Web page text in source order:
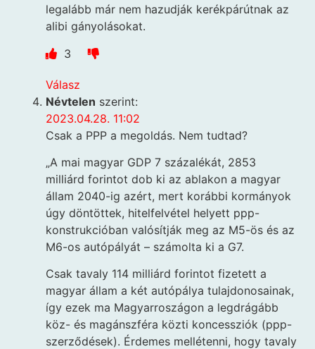
legalább már nem hazudják kerékpárútnak az
alibi gányolásokat.
3
Válasz
Névtelen szerint:
2023.04.28. 11:02
Csak a PPP a megoldás. Nem tudtad?
„A mai magyar GDP 7 százalékát, 2853
milliárd forintot dob ki az ablakon a magyar
állam 2040-ig azért, mert korábbi kormányok
úgy döntöttek, hitelfelvétel helyett ppp-
konstrukcióban valósítják meg az M5-ös és az
M6-os autópályát – számolta ki a G7.
Csak tavaly 114 milliárd forintot fizetett a
magyar állam a két autópálya tulajdonosainak,
így ezek ma Magyarroszágon a legdrágább
köz- és magánszféra közti koncessziók (ppp-
szerződések). Érdemes mellétenni, hogy tavaly